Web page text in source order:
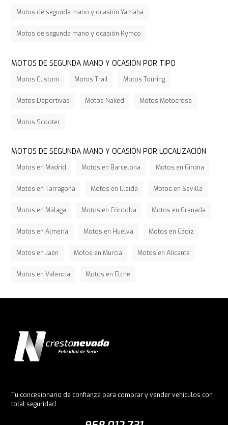
Motos de segunda mano y ocasión Yamaha
Motos de segunda mano y ocasión Kymco
MOTOS DE SEGUNDA MANO Y OCASIÓN POR TIPO
Motos Custom Motos Trail Motos Touring
Motos Deportivas Motos Naked Motos Motocross
Motos Scooter
MOTOS DE SEGUNDA MANO Y OCASIÓN POR LOCALIZACIÓN
Motos en Madrid Motos en Barcelona Motos en Girona
Motos en Tarragona Motos en Lleida Motos en Sevilla
Motos en Málaga Motos en Córdoba Motos en Granada
Motos en Almería Motos en Huelva Motos en Cádiz
Motos en Jaén Motos en Murcia Motos en Alicante
Motos en Valencia Motos en Elche
Tu concesionario de confianza para comprar y vender vehículos con
total seguridad.